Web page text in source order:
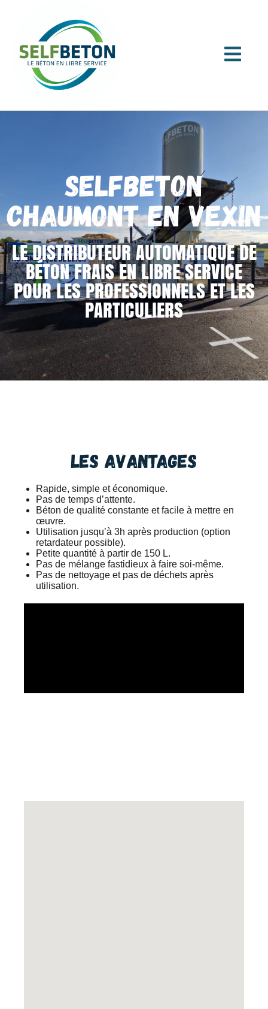
SELFBETON
CHAUMONT EN VEXIN
LE DISTRIBUTEUR AUTOMATIQUE DE
BÉTON FRAIS EN LIBRE SERVICE
POUR LES PROFESSIONNELS ET LES
PARTICULIERS
Les avantages
Rapide, simple et économique.
Pas de temps d’attente.
Béton de qualité constante et facile à mettre en
œuvre.
Utilisation jusqu’à 3h après production (option
retardateur possible).
Petite quantité à partir de 150 L.
Pas de mélange fastidieux à faire soi-même.
Pas de nettoyage et pas de déchets après
utilisation.